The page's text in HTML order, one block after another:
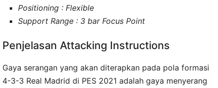
Positioning : Flexible
Support Range : 3 bar Focus Point
Penjelasan Attacking Instructions
Gaya serangan yang akan diterapkan pada pola formasi
4-3-3 Real Madrid di PES 2021 adalah gaya menyerang